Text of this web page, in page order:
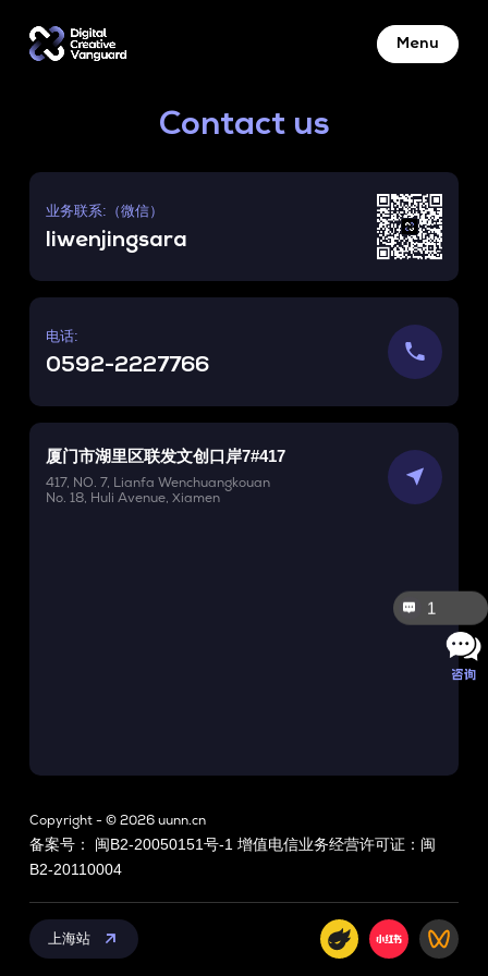
Menu
Contact us
业务联系:（微信）
liwenjingsara
电话:
0592-2227766

厦门市湖里区联发文创口岸7#417
417, NO. 7, Lianfa Wenchuangkouan
No. 18, Huli Avenue, Xiamen

Copyright - © 2026 uunn.cn
备案号： 闽B2-20050151号-1 增值电信业务经营许可证：闽
B2-20110004
上海站 
1